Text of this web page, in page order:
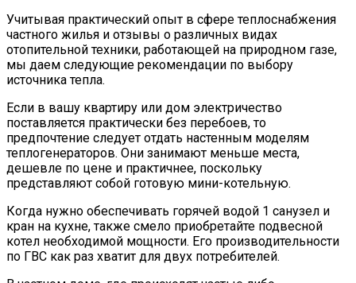
Учитывая практический опыт в сфере теплоснабжения
частного жилья и отзывы о различных видах
отопительной техники, работающей на природном газе,
мы даем следующие рекомендации по выбору
источника тепла.
Если в вашу квартиру или дом электричество
поставляется практически без перебоев, то
предпочтение следует отдать настенным моделям
теплогенераторов. Они занимают меньше места,
дешевле по цене и практичнее, поскольку
представляют собой готовую мини-котельную.
Когда нужно обеспечивать горячей водой 1 санузел и
кран на кухне, также смело приобретайте подвесной
котел необходимой мощности. Его производительности
по ГВС как раз хватит для двух потребителей.